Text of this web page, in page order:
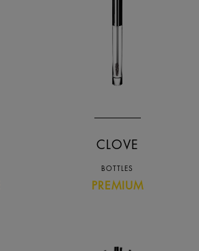
CLOVE
BOTTLES
PREMIUM